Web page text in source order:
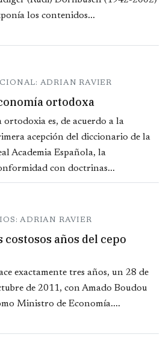
los contenidos...
ADRIAN RAVIER
ortodoxa
ortodoxia es, de acuerdo a la
acepción del diccionario de la
Academia Española, la
con doctrinas...
ADRIAN RAVIER
años del cepo
exactamente tres años, un 28 de
de 2011, con Amado Boudou
Ministro de Economía....